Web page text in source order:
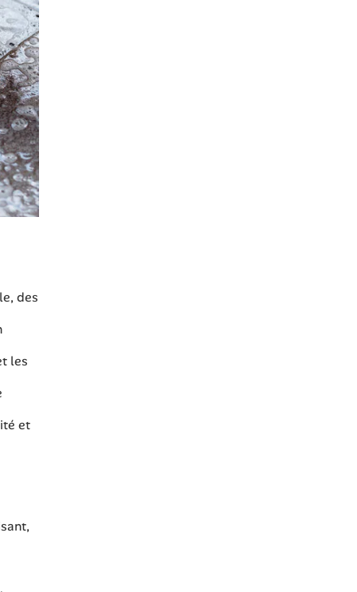
des
les
et